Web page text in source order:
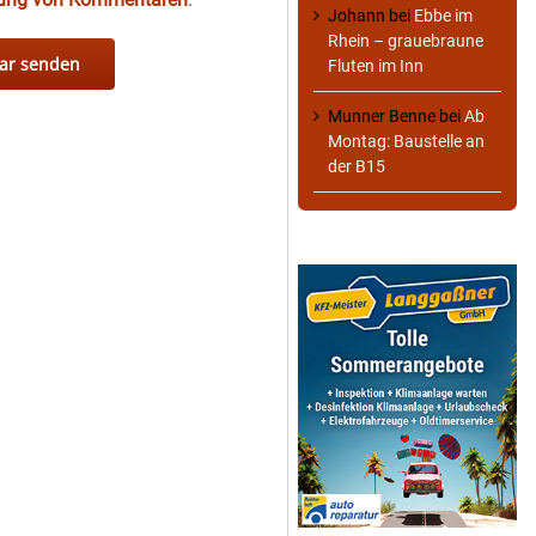
Johann bei Ebbe im
Rhein – grauebraune
Fluten im Inn
Munner Benne beiAb
Montag: Baustelle an
der B15